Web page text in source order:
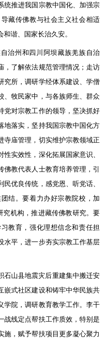
统推进我国宗教中国化、加强宗
藏传佛教与社会主义社会相适
谐、国家长治久安。
治州和四川阿坝藏族羌族自治
，了解依法规范管理情况；走访
究所，调研学经体系建设、学僧
、牧民家中，与各族师生、群众
党对宗教工作的领导，坚决抓好
地落实，坚持我国宗教中国化方
寺庙管理，切实维护宗教领域正
实效性，深化拓展国家意识、
教代表人士教育培养管理，引
优良传统，感党恩、听党话、
结。要着力办好宗教院校，加
究机构，推进藏传佛教研究。要
教育，强化理想信念和责任担
水平，进一步夯实宗教工作基层
石山县地震灾后重建集中搬迁安
嵌式社区建设和铸牢中华民族共
学院，调研教育教学工作。李干
战线定点帮扶工作质效，特别是
施，赋予帮扶项目更多凝心聚力